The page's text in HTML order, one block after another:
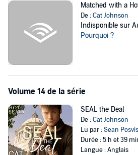
Matched with a
De :Cat Johnson
Indisponible sur
Pourquoi ?
Volume 14 de la série
SEAL the Deal
De :Cat Johnson
Lu par :Sean
Durée : 5 h et 39
Langue : Anglais